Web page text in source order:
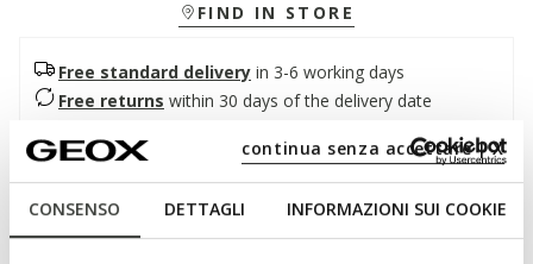
CONSENSO DETTAGLI INFORMAZIONI SUI COOKIE
continua senza accettare | X
FIND IN STORE
Free standard delivery in 3-6 working days
Free returns within 30 days of the delivery date
A flexible and dynamic men's sneakers that stands out for its
quick and easy slip-on fit. In this beige version, it has a